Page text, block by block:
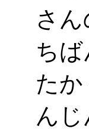
さ
ち
た
ん